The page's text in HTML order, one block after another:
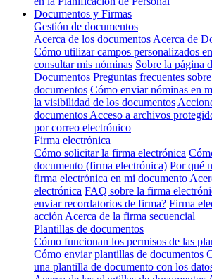
Documentos y Firmas
Gestión de documentos
Acerca de los documentos Acerca de
Cómo utilizar campos personalizados
consultar mis nóminas Sobre la página
Documentos Preguntas frecuentes
documentos Cómo enviar nóminas en
la visibilidad de los documentos
documentos Acceso a archivos
por correo electrónico
Firma electrónica
Cómo solicitar la firma electrónica
documento (firma electrónica) Por qué
firma electrónica en mi documento
electrónica FAQ sobre la firma
enviar recordatorios de firma? Firma
acción Acerca de la firma secuencial
Plantillas de documentos
Cómo funcionan los permisos de las
Cómo enviar plantillas de documentos
una plantilla de documento con los